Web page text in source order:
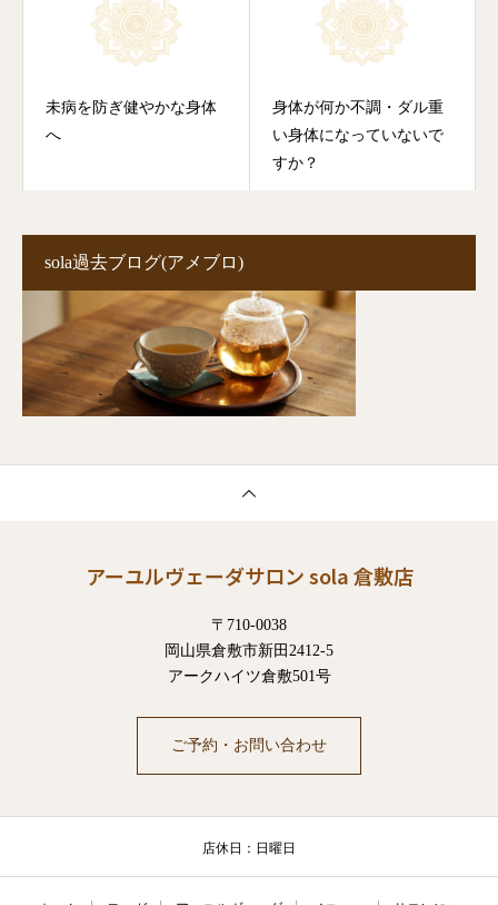
未病を防ぎ健やかな身体
へ
身体が何か不調・ダル重
い身体になっていないで
すか？
sola過去ブログ(アメブロ)
アーユルヴェーダサロン sola 倉敷店
〒710-0038
岡山県倉敷市新田2412-5
アークハイツ倉敷501号
ご予約・お問い合わせ
店休日：日曜日